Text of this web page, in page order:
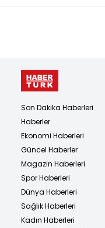
Son Dakika Haberleri
Haberler
Ekonomi Haberleri
Güncel Haberler
Magazin Haberleri
Spor Haberleri
Dünya Haberleri
Sağlık Haberleri
Kadın Haberleri